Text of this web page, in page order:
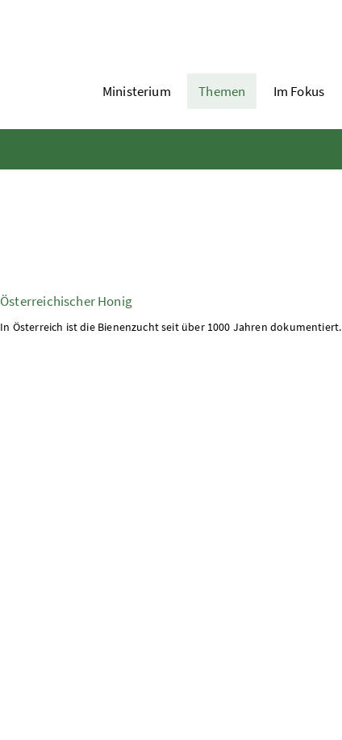
Ministerium Themen Im Fokus
Österreichischer Honig
In Österreich ist die Bienenzucht seit über 1000 Jahren dokumentiert.